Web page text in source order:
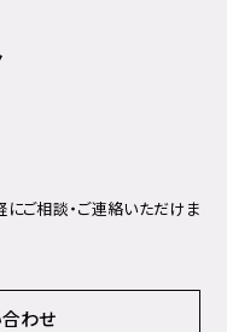
ご相談・ご連絡いただけま
わせ